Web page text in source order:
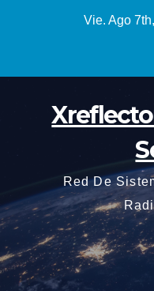
Vie. Ago
Red De